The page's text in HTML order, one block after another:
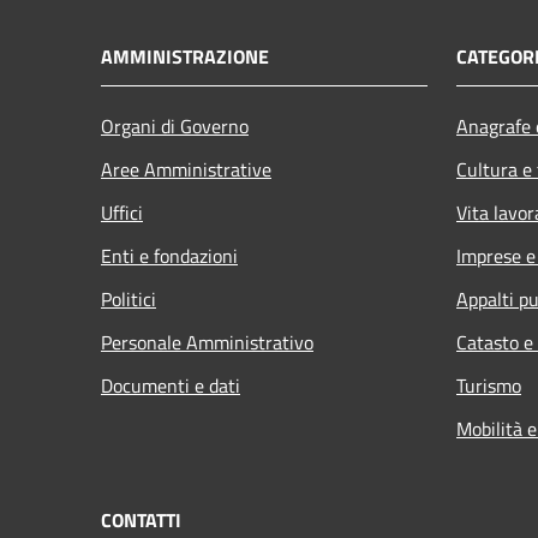
AMMINISTRAZIONE
Organi di Governo
Aree Amministrative
Uffici
Enti e fondazioni
Politici
Personale Amministrativo
Documenti e dati
Cultura
Vita
Imprese
Appalti
Catasto
Turismo
Mobilità
CONTATTI